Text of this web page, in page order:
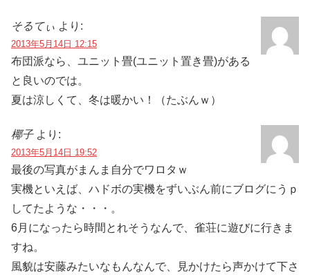
そるてぃ より:
2013年5月14日 12:15
布団派なら、ユニット畳(ユニット置き畳)がある
と良いのでは。
夏は涼しくて、冬は暖かい！（たぶんｗ）
椰子 より:
2013年5月14日 19:52
最後の写真がまんま自分でワロタｗ
実機といえば、ハドボの実機をずいぶん前にブログにうｐ
してたような・・・。
6月になったら時間とれそうなんで、雀荘に遊びに行きま
すね。
風貌は安藤みたいなもんなんで、見かけたら声かけて下さ